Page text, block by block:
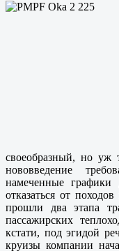
своеобразный, но уж
нововведение
намеченные
отказаться от
прошли два этапа
пассажирских
кстати, под эгидой
круизы компании